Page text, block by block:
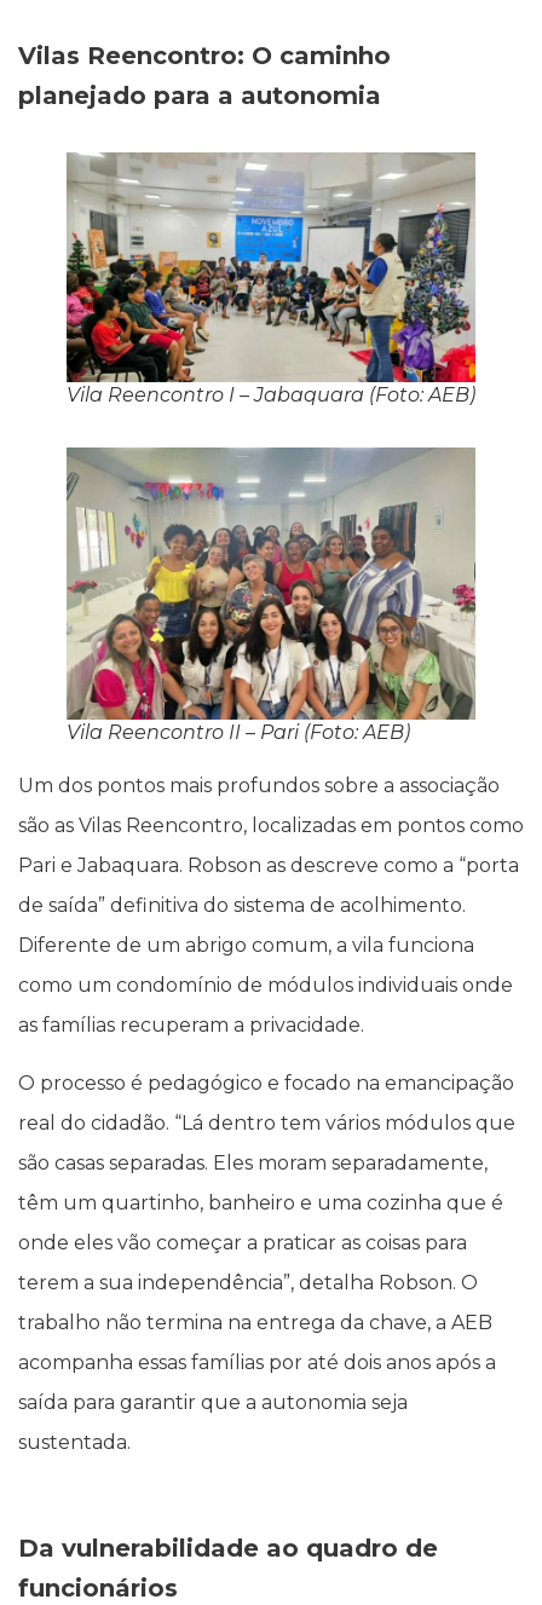
Vilas Reencontro: O caminho
planejado para a autonomia
Vila Reencontro I – Jabaquara (Foto: AEB)
Vila Reencontro II – Pari (Foto: AEB)
Um dos pontos mais profundos sobre a associação
são as Vilas Reencontro, localizadas em pontos como
Pari e Jabaquara. Robson as descreve como a “porta
de saída” definitiva do sistema de acolhimento.
Diferente de um abrigo comum, a vila funciona
como um condomínio de módulos individuais onde
as famílias recuperam a privacidade.
O processo é pedagógico e focado na emancipação
real do cidadão. “Lá dentro tem vários módulos que
são casas separadas. Eles moram separadamente,
têm um quartinho, banheiro e uma cozinha que é
onde eles vão começar a praticar as coisas para
terem a sua independência”, detalha Robson. O
trabalho não termina na entrega da chave, a AEB
acompanha essas famílias por até dois anos após a
saída para garantir que a autonomia seja
sustentada.
Da vulnerabilidade ao quadro de
funcionários